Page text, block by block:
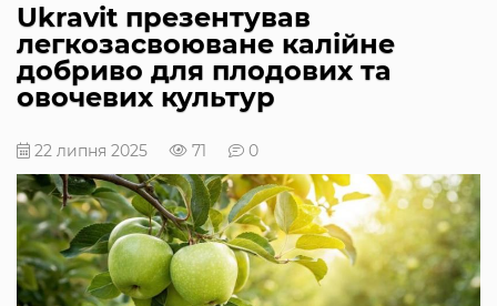
Ukravit презентував
легкозасвоюване калійне
добриво для плодових та
овочевих культур
22 липня 2025 71 0